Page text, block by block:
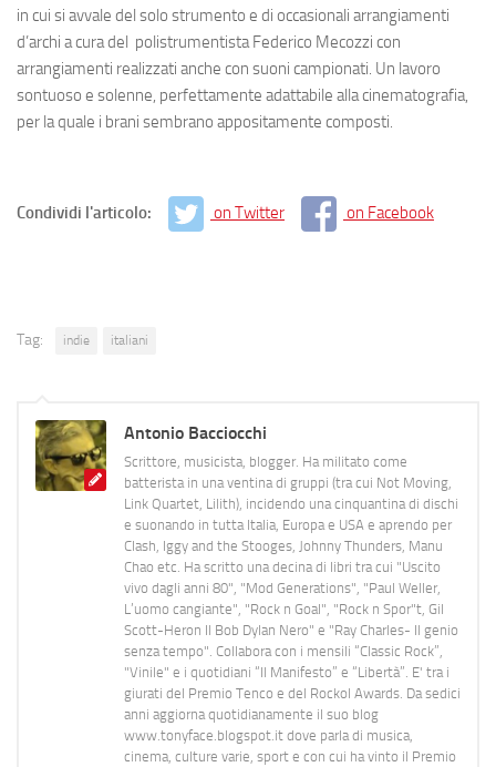
in cui si avvale del solo strumento e di occasionali arrangiamenti
d’archi a cura del polistrumentista Federico Mecozzi con
arrangiamenti realizzati anche con suoni campionati. Un lavoro
sontuoso e solenne, perfettamente adattabile alla cinematografia,
per la quale i brani sembrano appositamente composti.
Condividi l'articolo: on Twitter on Facebook
Tag: indie italiani
Antonio Bacciocchi
Scrittore, musicista, blogger. Ha militato come
batterista in una ventina di gruppi (tra cui Not Moving,
Link Quartet, Lilith), incidendo una cinquantina di dischi
e suonando in tutta Italia, Europa e USA e aprendo per
Clash, Iggy and the Stooges, Johnny Thunders, Manu
Chao etc. Ha scritto una decina di libri tra cui "Uscito
vivo dagli anni 80", "Mod Generations", "Paul Weller,
L’uomo cangiante", "Rock n Goal", "Rock n Spor"t, Gil
Scott-Heron Il Bob Dylan Nero" e "Ray Charles- Il genio
senza tempo". Collabora con i mensili “Classic Rock”,
"Vinile" e i quotidiani “Il Manifesto” e “Libertà”. E' tra i
giurati del Premio Tenco e del Rockol Awards. Da sedici
anni aggiorna quotidianamente il suo blog
www.tonyface.blogspot.it dove parla di musica,
cinema, culture varie, sport e con cui ha vinto il Premio